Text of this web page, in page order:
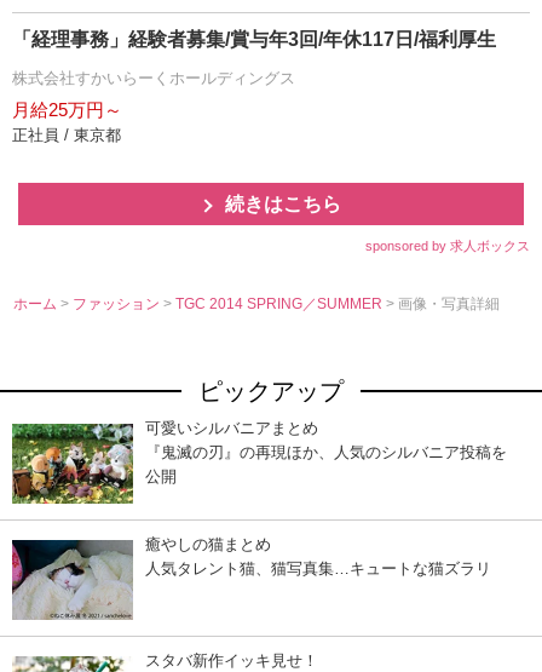
「経理事務」経験者募集/賞与年3回/年休117日/福利厚生
株式会社すかいらーくホールディングス
月給25万円～
正社員 / 東京都
続きはこちら
sponsored by 求人ボックス
ホーム > ファッション>TGC 2014 SPRING／SUMMER> 画像・写真詳細
ピックアップ
可愛いシルバニアまとめ
『鬼滅の刃』の再現ほか、人気のシルバニア投稿を
公開
癒やしの猫まとめ
人気タレント猫、猫写真集…キュートな猫ズラリ
スタバ新作イッキ見せ！